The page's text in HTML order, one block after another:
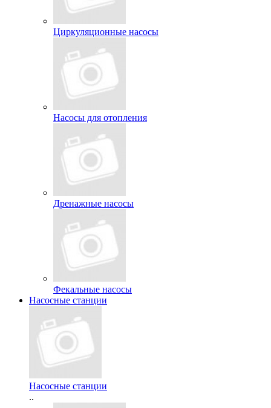
Циркуляционные насосы
Насосы для отопления
Дренажные насосы
Фекальные насосы
Насосные станции
Насосные станции
..